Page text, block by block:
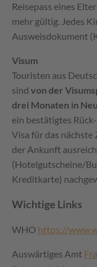
Reisepass eines
mehr gültig. Jedes
Ausweisdokument
Visum
Touristen aus
sind von der
drei Monaten in
ein bestätigtes
Visa für das nächste
der Ankunft
(Hotelgutscheine/
Kreditkarte)
Wichtige Links
WHO https://
Auswärtiges Amt